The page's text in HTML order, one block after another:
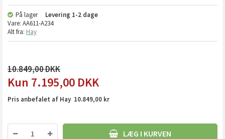
På lager Levering 1-2 dage
Vare: AA611-A234
Alt fra: Hay
10.849,00
7.195,00 DKK
Pris anbefalet af Hay 10.849,00 kr
LÆG I KURVEN